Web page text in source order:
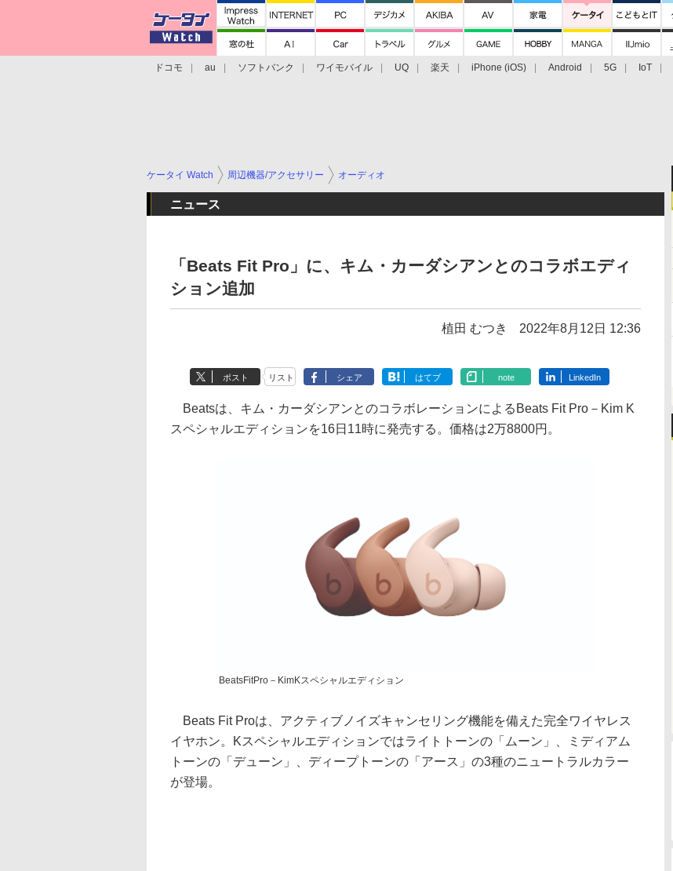
ドコモ au ソフトバンク ワイモバイル UQ 楽天 iPhone (iOS) Android 5G IoT
ケータイ Watch 周辺機器/アクセサリー オーディオ
ニュース
「Beats Fit Pro」に、キム・カーダシアンとのコラボエディ
ション追加
植田 むつき 2022年8月12日 12:36
ポスト リスト シェア はてブ note LinkedIn
Beatsは、キム・カーダシアンとのコラボレーションによるBeats Fit Pro－Kim K
スペシャルエディションを16日11時に発売する。価格は2万8800円。
BeatsFitPro－KimKスペシャルエディション
Beats Fit Proは、アクティブノイズキャンセリング機能を備えた完全ワイヤレス
イヤホン。Kスペシャルエディションではライトトーンの「ムーン」、ミディアム
トーンの「デューン」、ディープトーンの「アース」の3種のニュートラルカラー
が登場。